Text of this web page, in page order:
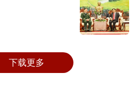
下载更多